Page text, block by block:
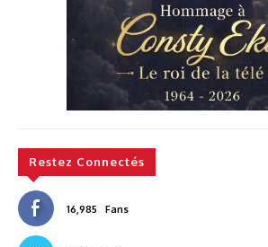
Restez Connectés
16,985 Fans